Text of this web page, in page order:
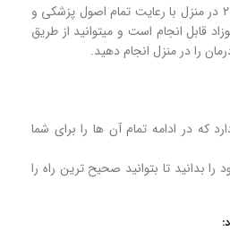
درمان زردی نوزادان تا عدد ۲۰ در منزل با رعایت تمام اصول پزشکی و
قابل انجام است و میتوانید از طریق
را در منزل انجام دهید.
که در ادامه تمام آن ها را برای شما
را بدانید تا بتوانید صحیح ترین راه را